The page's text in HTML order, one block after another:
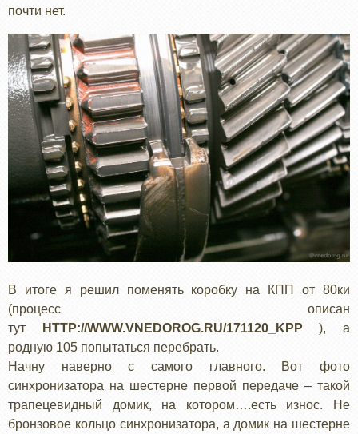
почти нет.
В итоге я решил поменять коробку на КПП от 80ки
(процесс описан
тут
HTTP://WWW.VNEDOROG.RU/171120_KPP ), а
родную 105 попытаться перебрать.
Начну наверно с самого главного. Вот фото
синхронизатора на шестерне первой передаче – такой
трапецевидный домик, на котором….есть износ. Не
бронзовое кольцо синхронизатора, а домик на шестерне